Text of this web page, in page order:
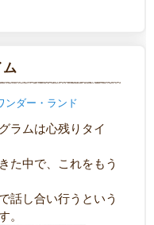
ンダー・ランド
ラムは心残りタイ
た中で、これをもう
話し合い行うという
。